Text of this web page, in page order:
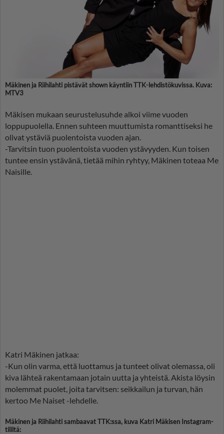
Mäkinen ja Riihilahti pistävät shown käyntiin TTK-lehdistökuvissa. Kuva:
MTV3
Mäkisen mukaan seurustelusuhde alkoi viime vuoden
loppupuolella. Ennen suhteen muuttumista romanttiseksi he
olivat ystäviä puolentoista vuoden ajan.
-Tarvitsin tuon puolentoista vuoden ystävyyden. Kun toisen
tuntee ensin ystävänä, tietää mihin ryhtyy, Mäkinen toteaa Me
Naisille.
Katri Mäkinen jatkaa:
-Kun olin varma, että luottamus ja tunteet olivat olemassa, oli
kiva lähteä rakentamaan jotain uutta ja yhteistä. Akista löysin
molemmat puolet, joita tarvitsen: seikkailun ja turvan, hän
kertoo Me Naiset -lehdelle.
Mäkinen ja Riihilahti sambaavat TTK:ssa, kuva Katri Mäkisen Instagram-
tililtä: